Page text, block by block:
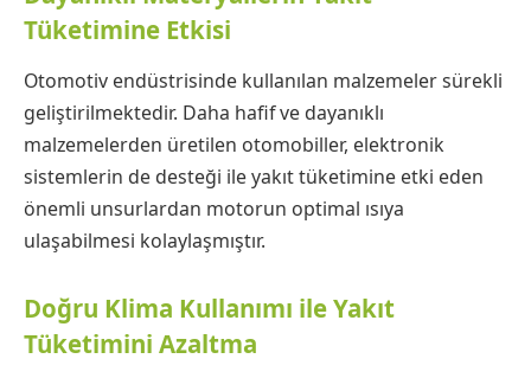
Tüketimine Etkisi
Otomotiv endüstrisinde kullanılan malzemeler sürekli
geliştirilmektedir. Daha hafif ve dayanıklı
malzemelerden üretilen otomobiller, elektronik
sistemlerin de desteği ile yakıt tüketimine etki eden
önemli unsurlardan motorun optimal ısıya
ulaşabilmesi kolaylaşmıştır.
Doğru Klima Kullanımı ile Yakıt
Tüketimini Azaltma